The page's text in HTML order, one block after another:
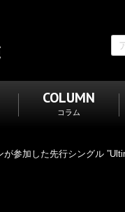
COLUMN
コラム
参加した先行シングル